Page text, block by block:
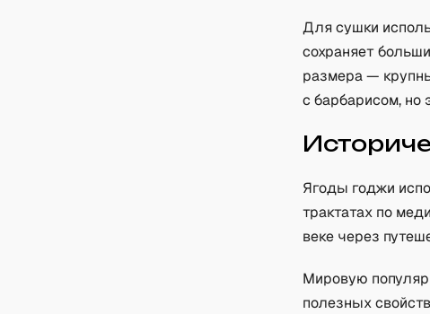
Для сушки
сохраняет
размера —
с барбарисом, но
Ягоды годжи
трактатах по
веке через
Мировую
полезных